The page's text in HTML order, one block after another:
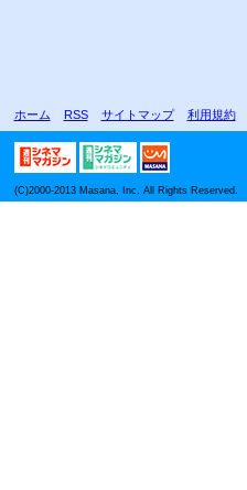
ホーム RSS サイトマップ 利用規約
(C)2000-2013 Masana, Inc. All Rights Reserved.